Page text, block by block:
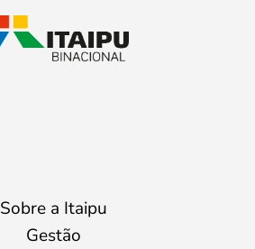
Sobre a Itaipu
Gestão